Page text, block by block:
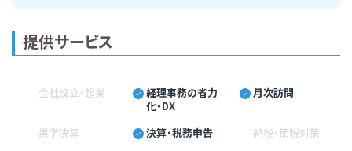
提供サービス
会社設立・起業
経理事務の省力
化・DX
月次訪問
黒字決算 決算・税務申告
納税・節税対策